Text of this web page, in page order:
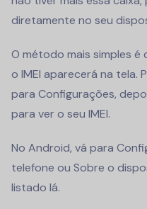
diretamente no seu
O método mais simples
o IMEI aparecerá na tela.
para Configurações,
para ver o seu IMEI.
No Android, vá para
telefone ou Sobre o
listado lá.